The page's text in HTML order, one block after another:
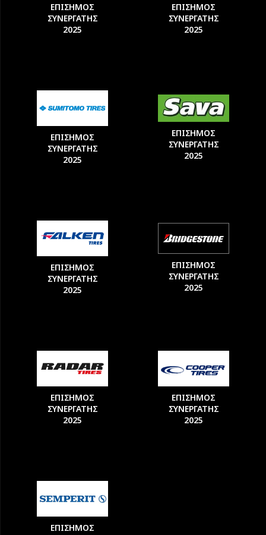
ΕΠΙΣΗΜΟΣ
ΣΥΝΕΡΓΑΤΗΣ
2025
ΕΠΙΣΗΜΟΣ
ΣΥΝΕΡΓΑΤΗΣ
2025
ΕΠΙΣΗΜΟΣ
ΣΥΝΕΡΓΑΤΗΣ
2025
ΕΠΙΣΗΜΟΣ
ΣΥΝΕΡΓΑΤΗΣ
2025
ΕΠΙΣΗΜΟΣ
ΣΥΝΕΡΓΑΤΗΣ
2025
ΕΠΙΣΗΜΟΣ
ΣΥΝΕΡΓΑΤΗΣ
2025
ΕΠΙΣΗΜΟΣ
ΣΥΝΕΡΓΑΤΗΣ
2025
ΕΠΙΣΗΜΟΣ
ΣΥΝΕΡΓΑΤΗΣ
2025
ΕΠΙΣΗΜΟΣ